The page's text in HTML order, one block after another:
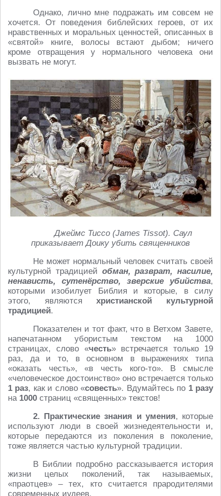
Однако, лично мне подражать им совсем не
хочется. От поведения библейских героев, от их
нравственных и моральных ценностей, описанных в
«святой» книге, волосы встают дыбом; ничего
кроме отвращения у нормального человека они
вызвать не могут.
Джеймс Тиссо (James Tissot). Саул
приказывает Доику убить священников
Не может нормальный человек считать своей
культурной традицией обман, разврат, насилие,
ненависть, сутенёрство, зверские убийства,
которыми изобилует Библия и которые, в силу
этого, являютсяхристианской культурной
традицией.
Показателен и тот факт, что в Ветхом Завете,
напечатанном убористым текстом на 1000
страницах, слово «честь» встречается только 19
раз, да и то, в основном в выражениях типа
«оказать честь», «в честь кого-то». В смысле
«человеческое достоинство» оно встречается только
1 раз, как и слово «совесть». Вдумайтесь по 1 разу
на 1000 страниц «священных» текстов!
2. Практические знания и умения, которые
используют люди в своей жизнедеятельности и,
которые передаются из поколения в поколение,
тоже является частью культурной традиции.
В Библии подробно рассказывается история
жизни целых поколений, так называемых,
«праотцев» – тех, кто считается прародителями
современных иудеев.